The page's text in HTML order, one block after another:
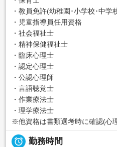
・教員免許(幼稚園･小学校･中学
・児童指導員任用資格
・社会福祉士
・精神保健福祉士
・臨床心理士
・認定心理士
・公認心理師
・言語聴覚士
・作業療法士
・理学療法士
※他資格は書類選考時に確認(心
 勤務時間